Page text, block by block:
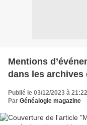
Mentions
dans les archives
Publié le 03/12/2023 à 21:22
Par Généalogie magazine